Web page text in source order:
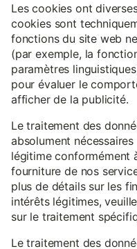
Les cookies ont
cookies sont
fonctions du site web
(par exemple, la
paramètres
pour évaluer le
afficher de la publicité.
Le traitement des
absolument
légitime conformément
fourniture de nos
plus de détails sur les
intérêts légitimes,
sur le traitement
Le traitement des